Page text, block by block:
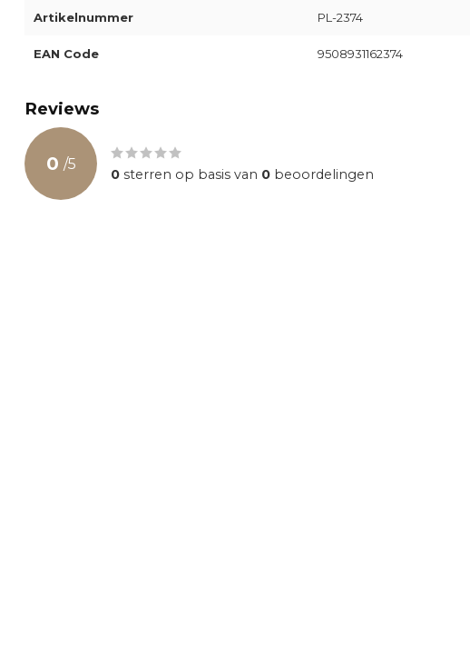
Artikelnummer PL-2374
EAN Code 9508931162374
Reviews
0 /5
0 sterren op basis van 0 beoordelingen